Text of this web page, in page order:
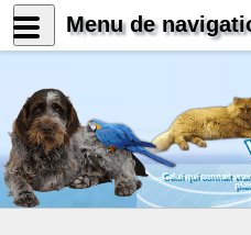
Celui qui connait
Menu de